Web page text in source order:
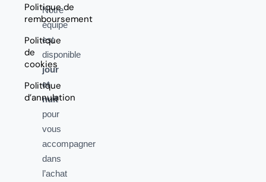
Politique de
remboursement
Politique
de
cookies
Politique
d’annulation
Notre
équipe
est
disponible
jour
et
nuit
pour
vous
accompagner
dans
l’achat